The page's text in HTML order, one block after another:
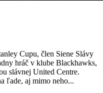
Cupu, člen Siene Slávy
hráč v klube Blackhawks,
slávnej United Centre.
ľade, aj mimo neho...